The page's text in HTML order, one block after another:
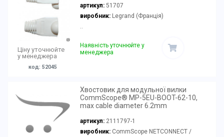
Ціну уточнюйте
у менеджера
код: 52045
артикул: 51707
виробник:Legrand (Франція)
..
Наявність уточнюйте у
менеджера
Хвостовик для модульної вилки
CommScope® MP-5EU-BOOT-62-10,
max cable diameter 6.2mm
артикул: 2111797-1
виробник:CommScope NETCONNECT /